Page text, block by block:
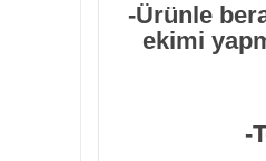
-Ürünle
ekimi
-